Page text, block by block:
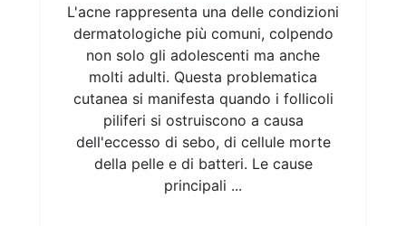
L'acne rappresenta una delle condizioni
dermatologiche più comuni, colpendo
non solo gli adolescenti ma anche
molti adulti. Questa problematica
cutanea si manifesta quando i follicoli
piliferi si ostruiscono a causa
dell'eccesso di sebo, di cellule morte
della pelle e di batteri. Le cause
principali ...